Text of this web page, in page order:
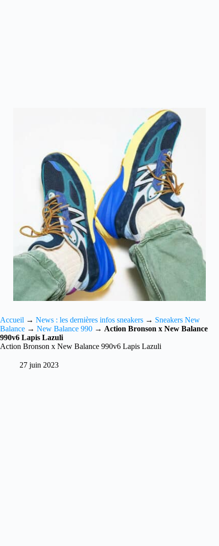
Accueil → News : les dernières infos sneakers → Sneakers New
Balance → New Balance 990 → Action Bronson x New Balance
990v6 Lapis Lazuli
Action Bronson x New Balance 990v6 Lapis Lazuli
27 juin 2023